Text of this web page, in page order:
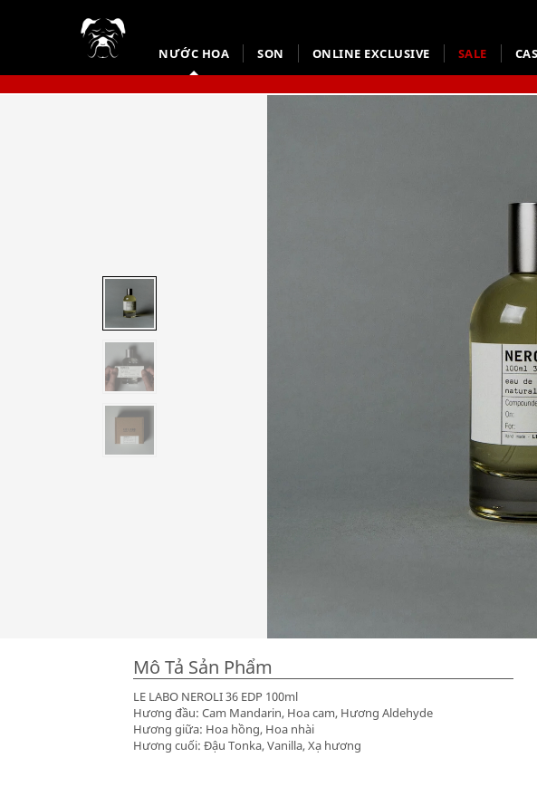
NƯỚC HOA SON ONLINE EXCLUSIVE SALE
Mô Tả Sản Phẩm
LE LABO NEROLI 36 EDP 100ml
Hương đầu: Cam Mandarin, Hoa cam, Hương Aldehyde
Hương giữa: Hoa hồng, Hoa nhài
Hương cuối: Đậu Tonka, Vanilla, Xạ hương